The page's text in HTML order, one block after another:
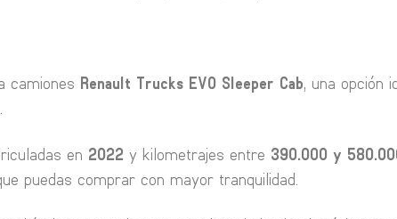
camiones Renault Trucks EVO Sleeper Cab, una opción
en 2022 y kilometrajes entre 390.000 y
puedas comprar con mayor tranquilidad.